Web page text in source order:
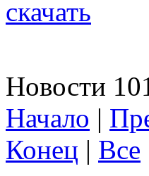
скачать
Новости
Начало |
Конец | Все